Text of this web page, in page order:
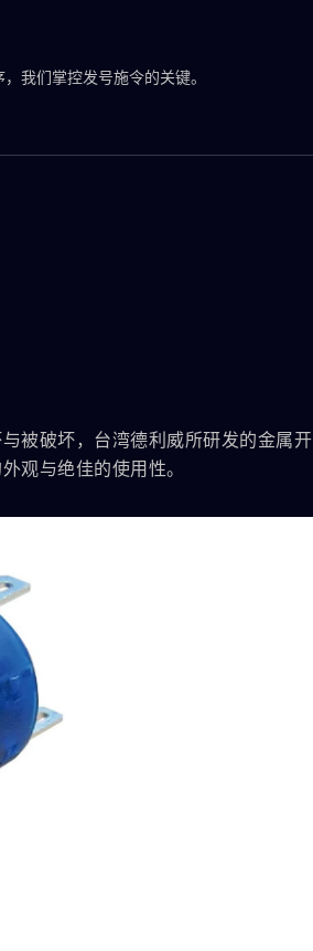
我们掌控发号施令的关键。
被破坏，台湾德利威所研发的金属开
观与绝佳的使用性。